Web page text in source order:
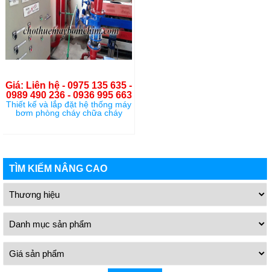
Giá: Liên hệ - 0975 135 635 -
0989 490 236 - 0936 995 663
Thiết kế và lắp đặt hệ thống máy
bơm phòng cháy chữa cháy
TÌM KIẾM NÂNG CAO